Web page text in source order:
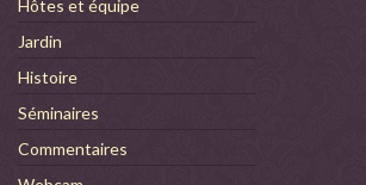
Hôtes et équipe
Jardin
Histoire
Séminaires
Commentaires